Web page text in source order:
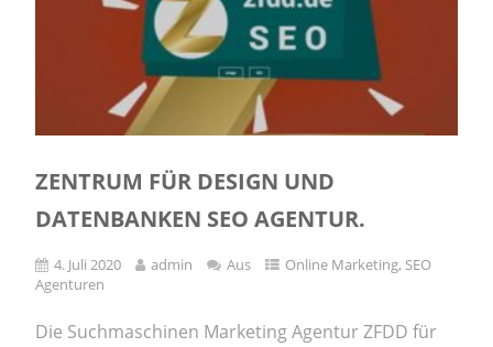
ZENTRUM FÜR DESIGN UND
DATENBANKEN SEO AGENTUR.
4. Juli 2020 admin Aus Online Marketing, SEO
Agenturen
Die Suchmaschinen Marketing Agentur ZFDD für